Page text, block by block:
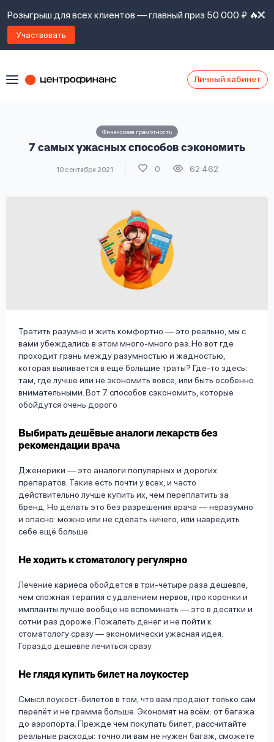
Розыгрыш для всех клиентов — главный приз 50 000 ₽ 🔥
Участвовать
Личный кабинет
Финансовая грамотность
7 самых ужасных способов сэкономить
10 сентября 2021 0 62 462
Тратить разумно и жить комфортно — это реально, мы с
вами убеждались в этом много-много раз. Но вот где
проходит грань между разумностью и жадностью,
которая выливается в ещё большие траты? Где-то здесь:
там, где лучше или не экономить вовсе, или быть особенно
внимательными. Вот 7 способов сэкономить, которые
обойдутся очень дорого
Выбирать дешёвые аналоги лекарств без
рекомендации врача
Дженерики — это аналоги популярных и дорогих
препаратов. Такие есть почти у всех, и часто
действительно лучше купить их, чем переплатить за
бренд. Но делать это без разрешения врача — неразумно
и опасно: можно или не сделать ничего, или навредить
себе ещё больше.
Не ходить к стоматологу регулярно
Лечение кариеса обойдется в три-четыре раза дешевле,
чем сложная терапия с удалением нервов, про коронки и
импланты лучше вообще не вспоминать — это в десятки и
сотни раз дороже. Пожалеть денег и не пойти к
стоматологу сразу — экономически ужасная идея.
Гораздо дешевле лечиться сразу.
Не глядя купить билет на лоукостер
Смысл лоукост-билетов в том, что вам продают только сам
перелёт и не грамма больше. Экономят на всём: от багажа
до аэропорта. Прежде чем покупать билет, рассчитайте
реальные расходы: точно ли вам не нужен багаж, сможете
Оформить заявку
Войти под другим номером
Наши
Ответы
на
с
предоставления